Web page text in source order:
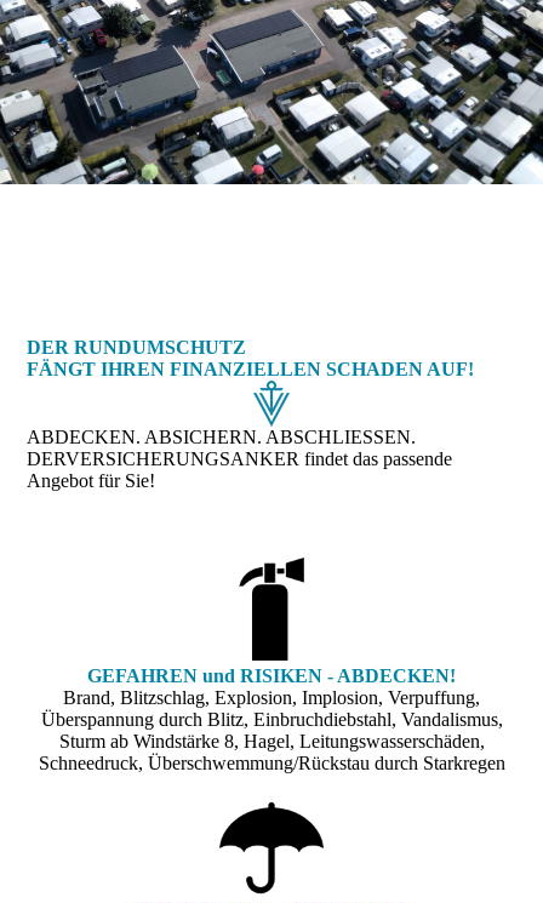
DER RUNDUMSCHUTZ
FÄNGT IHREN FINANZIELLEN SCHADEN AUF!
ABDECKEN. ABSICHERN. ABSCHLIESSEN.
DERVERSICHERUNGSANKER findet das passende
Angebot für Sie!
GEFAHREN und RISIKEN - ABDECKEN!
Brand, Blitzschlag, Explosion, Implosion, Verpuffung,
Überspannung durch Blitz, Einbruchdiebstahl, Vandalismus,
Sturm ab Windstärke 8, Hagel, Leitungswasserschäden,
Schneedruck, Überschwemmung/Rückstau durch Starkregen